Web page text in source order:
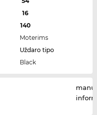
16
140
Moterims
Uždaro tipo
Black